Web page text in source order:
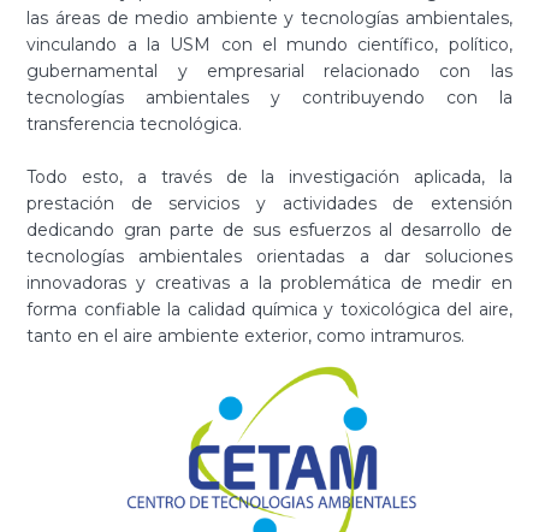
las áreas de medio ambiente y tecnologías ambientales,
vinculando a la USM con el mundo científico, político,
gubernamental y empresarial relacionado con las
tecnologías ambientales y contribuyendo con la
transferencia tecnológica.
Todo esto, a través de la investigación aplicada, la
prestación de servicios y actividades de extensión
dedicando gran parte de sus esfuerzos al desarrollo de
tecnologías ambientales orientadas a dar soluciones
innovadoras y creativas a la problemática de medir en
forma confiable la calidad química y toxicológica del aire,
tanto en el aire ambiente exterior, como intramuros.